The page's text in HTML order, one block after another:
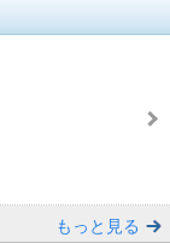
もっと見る